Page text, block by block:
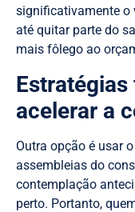
significativamente o
até quitar parte do
mais fôlego ao
acelerar a
Outra opção é usar
assembleias do
contemplação
perto. Portanto,